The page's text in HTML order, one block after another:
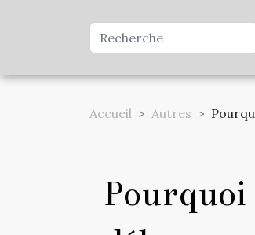
Accueil Autres
Pourquoi